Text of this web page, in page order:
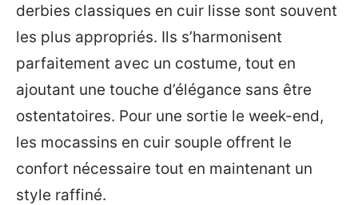
derbies classiques en cuir lisse sont souvent
les plus appropriés. Ils s’harmonisent
parfaitement avec un costume, tout en
ajoutant une touche d’élégance sans être
ostentatoires. Pour une sortie le week-end,
les mocassins en cuir souple offrent le
confort nécessaire tout en maintenant un
style raffiné.